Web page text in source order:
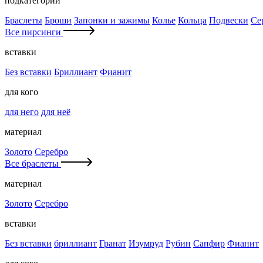
Браслеты Броши Запонки и зажимы Колье Кольца Подвески
Все пирсинги
вставки
Без вставки Бриллиант Фианит
для кого
для него для неё
материал
Золото Серебро
Все браслеты
материал
Золото Серебро
вставки
Без вставки бриллиант Гранат Изумруд Рубин Сапфир Фианит